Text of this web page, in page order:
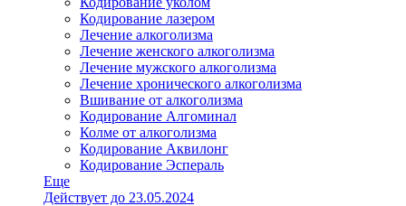
Кодирование лазером
Лечение алкоголизма
Лечение женского алкоголизма
Лечение мужского алкоголизма
Лечение хронического алкоголизма
Вшивание от алкоголизма
Кодирование Алгоминал
Колме от алкоголизма
Кодирование Аквилонг
Кодирование Эспераль
Еще
Действует до 23.05.2024